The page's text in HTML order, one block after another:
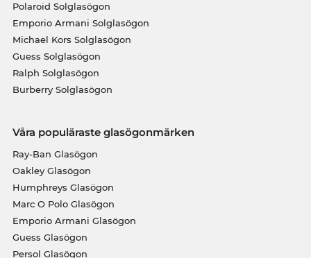
Polaroid Solglasögon
Emporio Armani Solglasögon
Michael Kors Solglasögon
Guess Solglasögon
Ralph Solglasögon
Burberry Solglasögon
Våra populäraste glasögonmärken
Ray-Ban Glasögon
Oakley Glasögon
Humphreys Glasögon
Marc O Polo Glasögon
Emporio Armani Glasögon
Guess Glasögon
Persol Glasögon